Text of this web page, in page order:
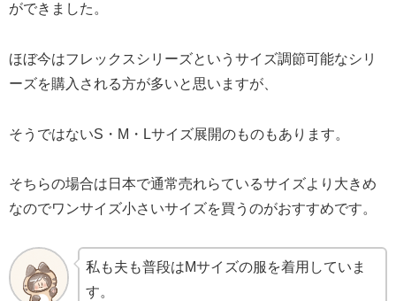
ができました。
ほぼ今はフレックスシリーズというサイズ調節可能なシリ
ーズを購入される方が多いと思いますが、
そうではないS・M・Lサイズ展開のものもあります。
そちらの場合は日本で通常売れらているサイズより大きめ
なのでワンサイズ小さいサイズを買うのがおすすめです。
私も夫も普段はMサイズの服を着用していま
す。